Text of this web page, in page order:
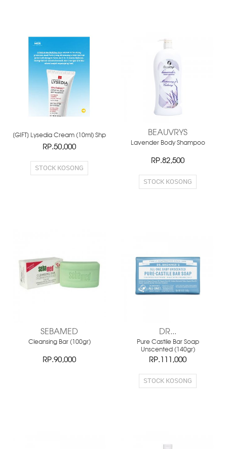
[GIFT] Lysedia Cream (10ml) Shp
RP.50,000
STOCK KOSONG
BEAUVRYS
Lavender Body Shampoo
RP.82,500
STOCK KOSONG
SEBAMED
Cleansing Bar (100gr)
RP.90,000
DR...
Pure Castile Bar Soap
Unscented (140gr)
RP.111,000
STOCK KOSONG